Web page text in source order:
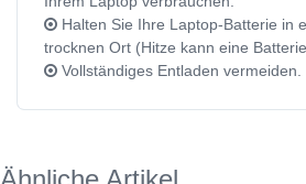
Halten Sie Ihre Laptop-Batterie in
trocknen Ort (Hitze kann eine
Vollständiges Entladen vermeiden.